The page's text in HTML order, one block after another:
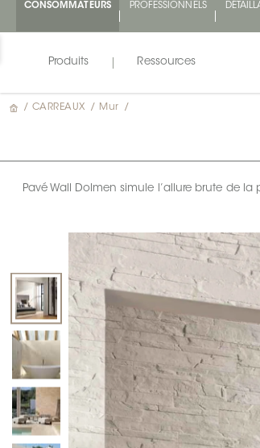
CONSOMMATEURS PROFESSIONNELS
Produits Ressources
/ CARREAUX / Mur /
Pavé Wall Dolmen simule l’allure brute de